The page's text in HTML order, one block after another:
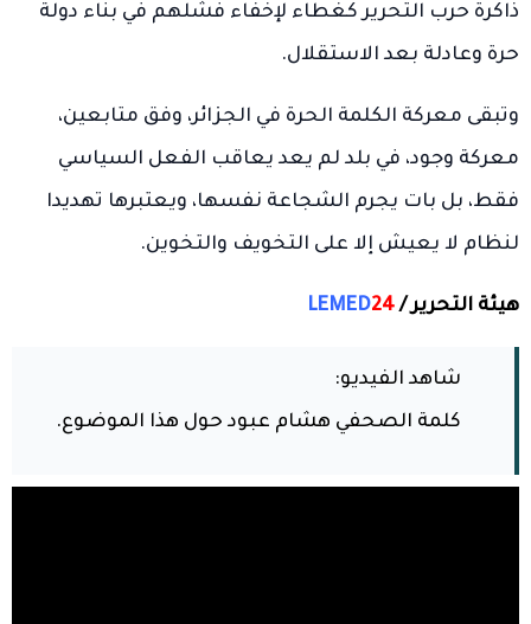
ذاكرة حرب التحرير كغطاء لإخفاء فشلهم في بناء دولة
حرة وعادلة بعد الاستقلال.
وتبقى معركة الكلمة الحرة في الجزائر، وفق متابعين،
معركة وجود، في بلد لم يعد يعاقب الفعل السياسي
فقط، بل بات يجرم الشجاعة نفسها، ويعتبرها تهديدا
لنظام لا يعيش إلا على التخويف والتخوين.
هيئة التحرير / LEMED24
شاهد الفيديو:
كلمة الصحفي هشام عبود حول هذا الموضوع.